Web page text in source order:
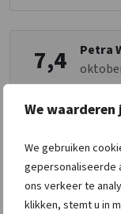
We
We gebruiken
gepersonaliseerde
ons verkeer te
klikken, stemt u in
7,4
Petra
Prachtige
Ontvangst
Schoonmaak